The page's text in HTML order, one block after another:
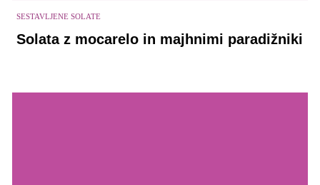
SESTAVLJENE SOLATE
Solata z mocarelo in majhnimi paradižniki